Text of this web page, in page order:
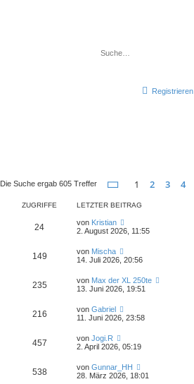
Registrieren
Die Suche ergab 605 Treffer Seite von13
1 2 3 4
ZUGRIFFE LETZTER BEITRAG
24 von Kristian
2. August 2026, 11:55
149 von Mischa
14. Juli 2026, 20:56
235 von Max der XL 250te
13. Juni 2026, 19:51
216 von Gabriel
11. Juni 2026, 23:58
457 von Jogi.R
2. April 2026, 05:19
538 von Gunnar_HH
28. März 2026, 18:01